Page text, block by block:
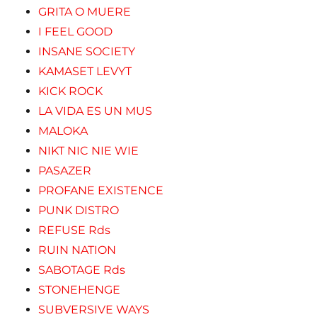
GRITA O MUERE
I FEEL GOOD
INSANE SOCIETY
KAMASET LEVYT
KICK ROCK
LA VIDA ES UN MUS
MALOKA
NIKT NIC NIE WIE
PASAZER
PROFANE EXISTENCE
PUNK DISTRO
REFUSE Rds
RUIN NATION
SABOTAGE Rds
STONEHENGE
SUBVERSIVE WAYS